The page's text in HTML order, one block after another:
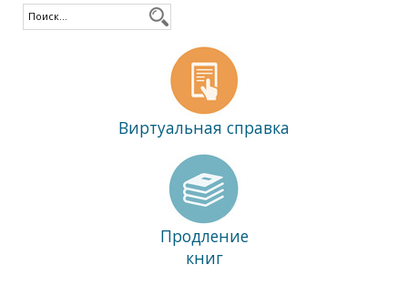
Виртуальная справка
Продление
книг